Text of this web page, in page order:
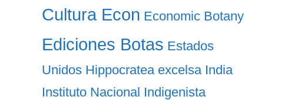
Cultura Econ Economic Botany
Ediciones Botas Estados
Unidos Hippocratea excelsa India
Instituto Nacional Indigenista